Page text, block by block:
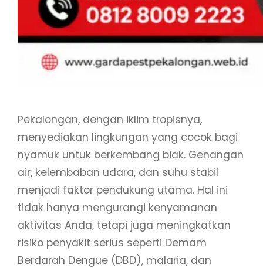
Pekalongan, dengan iklim tropisnya,
menyediakan lingkungan yang cocok bagi
nyamuk untuk berkembang biak. Genangan
air, kelembaban udara, dan suhu stabil
menjadi faktor pendukung utama. Hal ini
tidak hanya mengurangi kenyamanan
aktivitas Anda, tetapi juga meningkatkan
risiko penyakit serius seperti Demam
Berdarah Dengue (DBD), malaria, dan